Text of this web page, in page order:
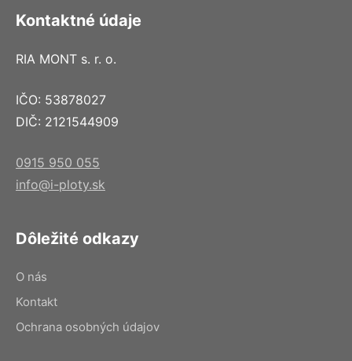
Kontaktné údaje
RIA MONT s. r. o.
IČO: 53878027
DIČ: 2121544909
0915 950 055
info@i-ploty.sk
Dôležité odkazy
O nás
Kontakt
Ochrana osobných údajov